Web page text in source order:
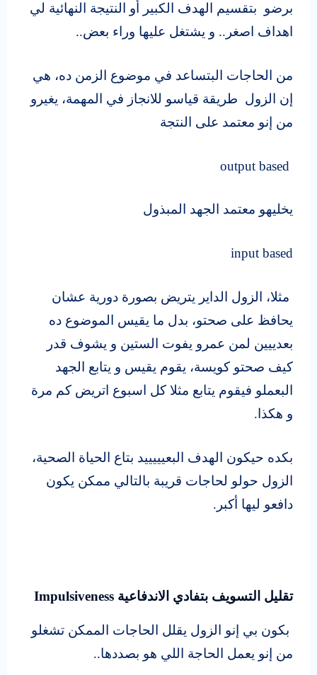
برضو بتقسيم الهدف الكبير أو النتيجة النهائية لي
اهداف اصغر.. و يشتغل عليها وراء بعض..
من الحاجات البتساعد في موضوع الزمن ده، هي
إن الزول طريقة قياسو للانجاز في المهمة، يغيرو
من إنو معتمد على النتجة
يخليهو معتمد الجهد المبذول
input based
مثلا، الزول الداير يتريض بصورة دورية عشان
يحافظ على صحتو، بدل ما يقيس الموضوع ده
بعدييين لمن عمرو يفوت الستين و يشوف قدر
كيف صحتو كويسة، يقوم يقيس و يتابع الجهد
البعملو فيقوم يتابع مثلا كل اسبوع اتريض كم مرة
و هكذا.
بكده حيكون الهدف البعيييييد بتاع الحياة الصحية،
الزول حولو لحاجات قريبة بالتالي ممكن يكون
دافعو ليها أكبر.
تقليل التسويف بتفادي الاندفاعية Impulsiveness
بكون بي إنو الزول يقلل الحاجات الممكن تشغلو
من إنو يعمل الحاجة اللي هو بصددها..